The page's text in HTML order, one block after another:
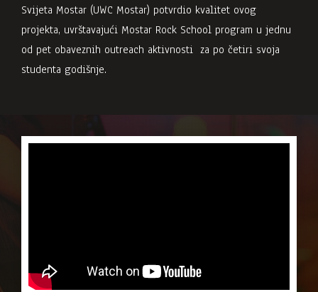
Svijeta Mostar (UWC Mostar) potvrdio kvalitet ovog
projekta, uvrštavajući Mostar Rock School program u jednu
od pet obaveznih outreach aktivnosti za po četiri svoja
studenta godišnje.